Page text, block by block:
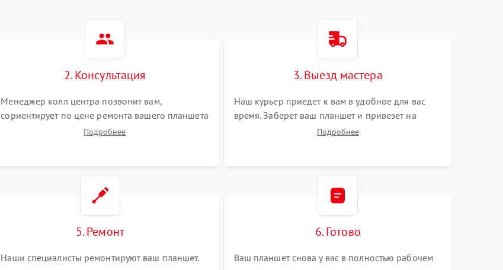
2. Консультация
Менеджер колл центра позвонит вам,
сориентирует по цене ремонта вашего планшета
а также ответит на все ваши вопросы.
Подробнее
3. Выезд мастера
Наш курьер приедет к вам в удобное для вас
время. Заберет ваш планшет и привезет на
склад для диагностики.Подробнее
5. Ремонт
Наши специалисты ремонтируют ваш планшет.
6. Готово
Ваш планшет снова у вас в полностью рабочем